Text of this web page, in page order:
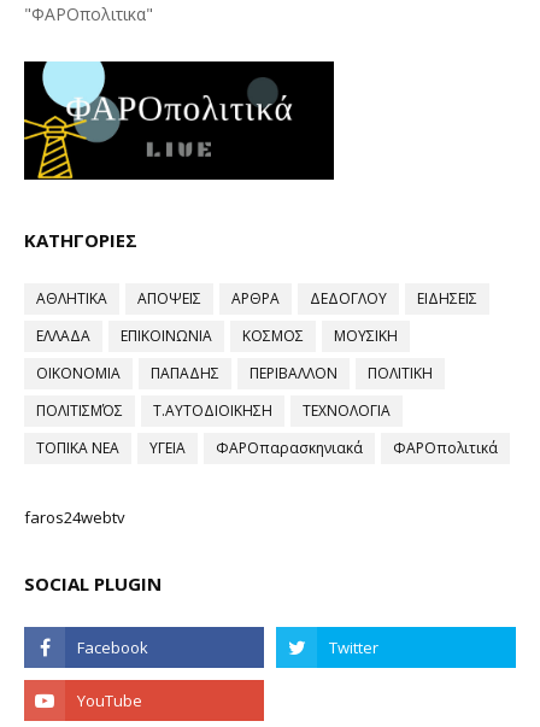
"ΦΑΡΟπολιτικα"
ΚΑΤΗΓΟΡΙΕΣ
ΑΘΛΗΤΙΚΑ ΑΠΟΨΕΙΣ ΑΡΘΡΑ ΔΕΔΟΓΛΟΥ
ΕΙΔΗΣΕΙΣ
ΕΛΛΑΔΑ
ΕΠΙΚΟΙΝΩΝΙΑ ΚΟΣΜΟΣ
ΜΟΥΣΙΚΗ
ΟΙΚΟΝΟΜΙΑ
ΠΑΠΑΔΗΣ ΠΕΡΙΒΑΛΛΟΝ
ΠΟΛΙΤΙΚΗ
ΠΟΛΙΤΙΣΜΌΣ
Τ.ΑΥΤΟΔΙΟΙΚΗΣΗ
ΤΕΧΝΟΛΟΓΙΑ
ΤΟΠΙΚΑ ΝΕΑ
ΥΓΕΙΑ ΦΑΡΟπαρασκηνιακά ΦΑΡΟπολιτικά
faros24webtv
SOCIAL PLUGIN